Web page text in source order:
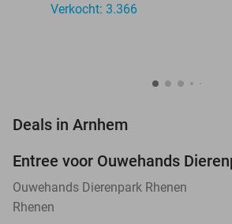
Verkocht: 3.366
Deals in Arnhem
Entree voor Ouwehands
Ouwehands Dierenpark Rhenen
Rhenen